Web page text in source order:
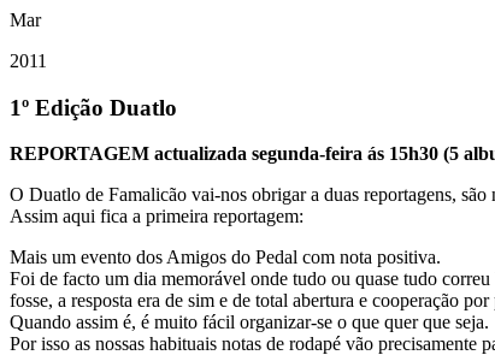
Mar
2011
1º Edição Duatlo
REPORTAGEM actualizada segunda-feira ás 15h30 (5
O Duatlo de Famalicão vai-nos obrigar a duas reportagens, são
Assim aqui fica a primeira reportagem:
Mais um evento dos Amigos do Pedal com nota positiva.
Foi de facto um dia memorável onde tudo ou quase tudo
fosse, a resposta era de sim e de total abertura e cooperação por
Quando assim é, é muito fácil organizar-se o que quer que seja.
Por isso as nossas habituais notas de rodapé vão precisamente